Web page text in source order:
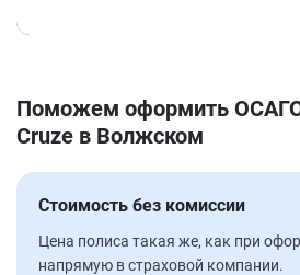
Поможем оформить
Cruze в Волжском
Стоимость без комиссии
Цена полиса такая же, как при
напрямую в страховой компании.